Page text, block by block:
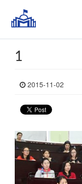
1
2015-11-02